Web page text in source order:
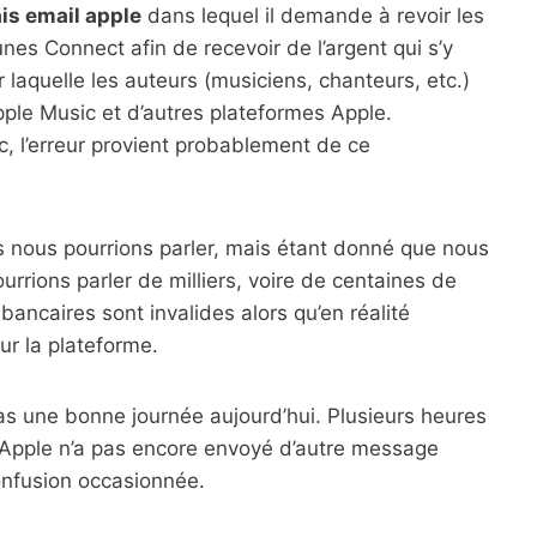
email apple dans lequel il demande à revoir les
Connect afin de recevoir de l’argent qui s’y
les auteurs (musiciens, chanteurs, etc.)
Music et d’autres plateformes Apple.
l’erreur provient probablement de ce
pourrions parler, mais étant donné que nous
parler de milliers, voire de centaines de
sont invalides alors qu’en réalité
la plateforme.
une bonne journée aujourd’hui. Plusieurs heures
n’a pas encore envoyé d’autre message
occasionnée.